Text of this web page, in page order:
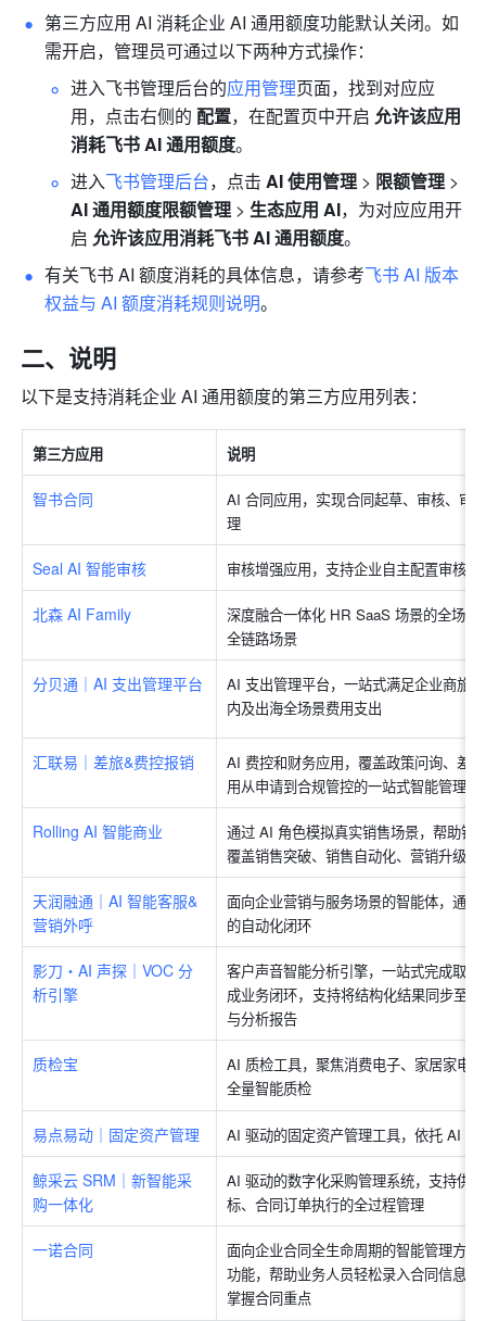
第三方应用 AI 消耗企业 AI 通用额度功能默认关闭。如
需开启，管理员可通过以下两种方式操作：
进入飞书管理后台的应用管理页面，找到对应应
用，点击右侧的 配置，在配置页中开启 允许该应用
消耗飞书 AI 通用额度。
进入飞书管理后台，点击 AI 使用管理 > 限额管理 >
AI 通用额度限额管理 > 生态应用 AI，为对应应用开
启 允许该应用消耗飞书 AI 通用额度。
有关飞书 AI 额度消耗的具体信息，请参考飞书 AI 版本
权益与 AI 额度消耗规则说明。
二、说明
以下是支持消耗企业 AI 通用额度的第三方应用列表：
第三方应用 说明
智书合同 AI 合同应用， 实现合同起草、审核、审
理
Seal AI 智能审核 审核增强应用，支持企业自主配置审核
北森 AI Family
深度融合一体化 HR SaaS 场景的全场
全链路场景
分贝通｜AI 支出管理平台
AI 支出管理平台，一站式满足企业商旅
内及出海全场景费用支出
汇联易｜差旅&费控报销
AI 费控和财务应用，覆盖政策问询、差
用从申请到合规管控的一站式智能管理
Rolling AI 智能商业
通过 AI 角色模拟真实销售场景，帮助销
覆盖销售突破、销售自动化、营销升级
天润融通｜AI 智能客服&
营销外呼
面向企业营销与服务场景的智能体，通
的自动化闭环
影刀・AI 声探｜VOC 分
析引擎
客户声音智能分析引擎，一站式完成取
成业务闭环， 支持将结构化结果同步至
与分析报告
质检宝
AI 质检工具，聚焦消费电子、家居家电
全量智能质检
易点易动｜固定资产管理 AI 驱动的固定资产管理工具，依托 AI
鲸采云 SRM｜新智能采
购一体化
AI 驱动的数字化采购管理系统，支持供
标、合同订单执行的全过程管理
一诺合同
面向企业合同全生命周期的智能管理方
功能，帮助业务人员轻松录入合同信息
掌握合同重点